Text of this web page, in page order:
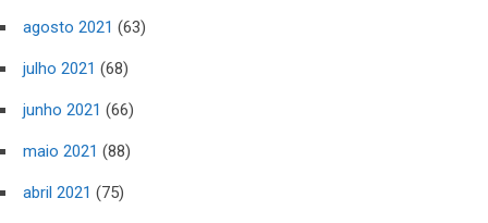
agosto 2021 (63)
julho 2021 (68)
junho 2021 (66)
maio 2021 (88)
abril 2021 (75)